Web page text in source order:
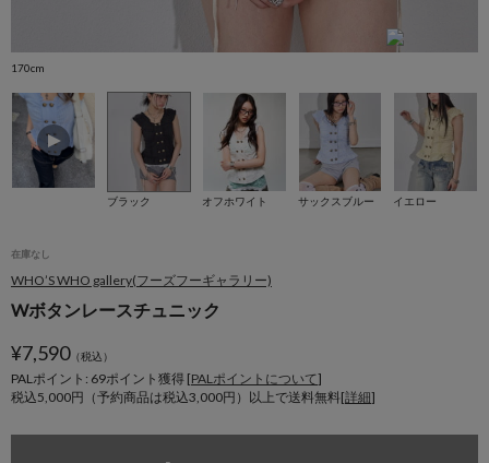
170cm
ブラック オフホワイト サックスブルー イエロー
在庫なし
WHO’S WHO gallery(フーズフーギャラリー)
Wボタンレースチュニック
¥7,590（税込）
PALポイント: 69ポイント獲得 [PALポイントについて]
税込5,000円（予約商品は税込3,000円）以上で送料無料[詳細]